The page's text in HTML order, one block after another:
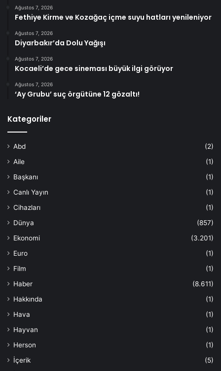
Ağustos 7, 2026
Fethiye Kirme ve Kozağaç içme suyu hatları yenileniyor
Ağustos 7, 2026
Diyarbakır’da Dolu Yağışı
Ağustos 7, 2026
Kocaeli’de gece sineması büyük ilgi görüyor
Ağustos 7, 2026
‘Ay Grubu’ suç örgütüne 12 gözaltı!
Kategoriler
Abd
(2)
Aile
(1)
Başkanı
(1)
Canlı Yayın
(1)
Cihazları
(1)
Dünya
(857)
Ekonomi
(3.201)
Euro
(1)
Film
(1)
Haber
(8.611)
Hakkında
(1)
Hava
(1)
Hayvan
(1)
Herson
(1)
İçerik
(5)